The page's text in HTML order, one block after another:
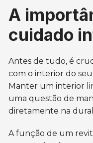
A
cuidado
Antes de tudo, é
com o interior do
Manter um interior
uma questão de
diretamente na
A função de um